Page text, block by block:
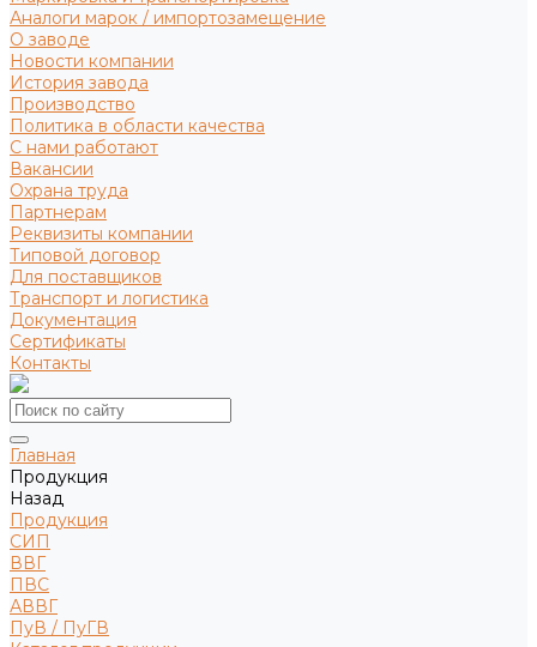
Аналоги марок / импортозамещение
О заводе
Новости компании
История завода
Производство
Политика в области качества
С нами работают
Вакансии
Охрана труда
Партнерам
Реквизиты компании
Типовой договор
Для поставщиков
Транспорт и логистика
Документация
Сертификаты
Контакты
Главная
Продукция
Назад
Продукция
СИП
ВВГ
ПВС
АВВГ
ПуВ / ПуГВ